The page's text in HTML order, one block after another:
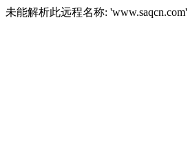
未能解析此远程名称: 'www.saqcn.com'